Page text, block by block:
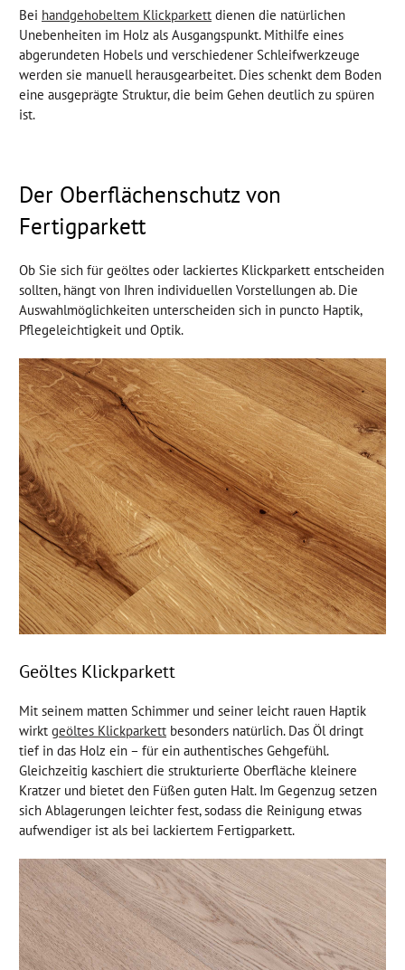
Bei handgehobeltem Klickparkett dienen die natürlichen
Unebenheiten im Holz als Ausgangspunkt. Mithilfe eines
abgerundeten Hobels und verschiedener Schleifwerkzeuge
werden sie manuell herausgearbeitet. Dies schenkt dem Boden
eine ausgeprägte Struktur, die beim Gehen deutlich zu spüren
ist.
Der Oberflächenschutz von
Fertigparkett
Ob Sie sich für geöltes oder lackiertes Klickparkett entscheiden
sollten, hängt von Ihren individuellen Vorstellungen ab. Die
Auswahlmöglichkeiten unterscheiden sich in puncto Haptik,
Pflegeleichtigkeit und Optik.
Geöltes Klickparkett
Mit seinem matten Schimmer und seiner leicht rauen Haptik
wirkt geöltes Klickparkett besonders natürlich. Das Öl dringt
tief in das Holz ein – für ein authentisches Gehgefühl.
Gleichzeitig kaschiert die strukturierte Oberfläche kleinere
Kratzer und bietet den Füßen guten Halt. Im Gegenzug setzen
sich Ablagerungen leichter fest, sodass die Reinigung etwas
aufwendiger ist als bei lackiertem Fertigparkett.